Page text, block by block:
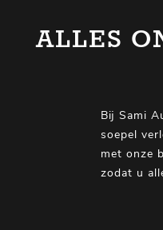
ALLES
Bij Sami
soepel
met onze
zodat u